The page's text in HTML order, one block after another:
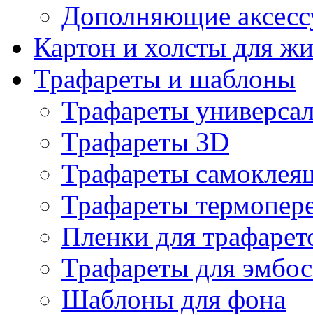
Дополняющие
Картон и холсты для
Трафареты и шаблоны
Трафареты
Трафареты 3D
Трафареты
Трафареты
Пленки для
Трафареты для
Шаблоны для фона